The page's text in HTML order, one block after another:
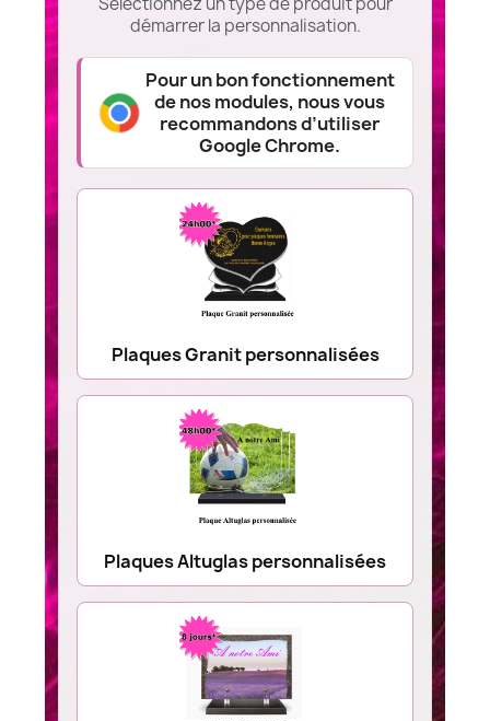
démarrer la personnalisation.
Pour un bon fonctionnement
de nos modules, nous vous
recommandons d’utiliser
Google Chrome.
Plaques Granit personnalisées
Plaques Altuglas personnalisées